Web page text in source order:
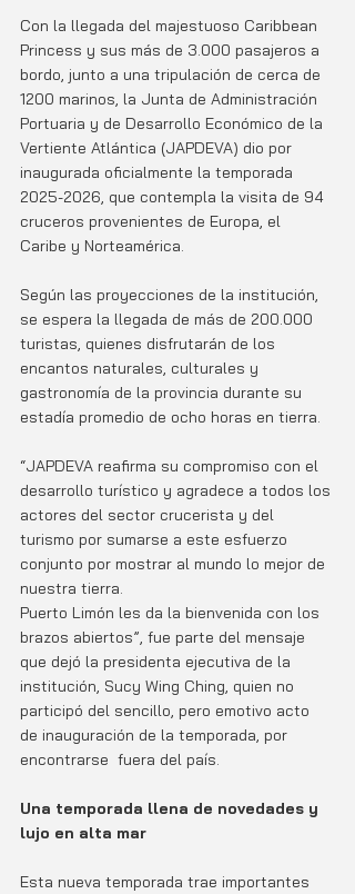
Con la llegada del majestuoso Caribbean
Princess y sus más de 3.000 pasajeros a
bordo, junto a una tripulación de cerca de
1200 marinos, la Junta de Administración
Portuaria y de Desarrollo Económico de la
Vertiente Atlántica (JAPDEVA) dio por
inaugurada oficialmente la temporada
2025-2026, que contempla la visita de 94
cruceros provenientes de Europa, el
Caribe y Norteamérica.
Según las proyecciones de la institución,
se espera la llegada de más de 200.000
turistas, quienes disfrutarán de los
encantos naturales, culturales y
gastronomía de la provincia durante su
estadía promedio de ocho horas en tierra.
“JAPDEVA reafirma su compromiso con el
desarrollo turístico y agradece a todos los
actores del sector crucerista y del
turismo por sumarse a este esfuerzo
conjunto por mostrar al mundo lo mejor de
nuestra tierra.
Puerto Limón les da la bienvenida con los
brazos abiertos”, fue parte del mensaje
que dejó la presidenta ejecutiva de la
institución, Sucy Wing Ching, quien no
participó del sencillo, pero emotivo acto
de inauguración de la temporada, por
encontrarse  fuera del país.
Una temporada llena de novedades y
lujo en alta mar
Esta nueva temporada trae importantes